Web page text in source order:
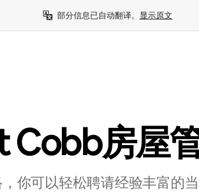
部分信息已自动翻译。 显示原文
Cobb房屋
你可以轻松聘请经验丰富的